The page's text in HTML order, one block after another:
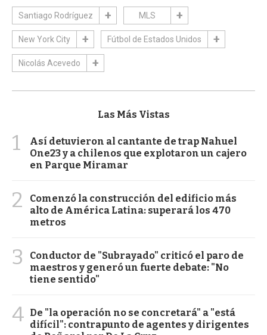
Santiago Rodríguez MLS
New York City Fútbol de Estados Unidos
Nicolás Acevedo
Las Más Vistas
1
Así detuvieron al cantante de trap Nahuel
One23 y a chilenos que explotaron un cajero
en Parque Miramar
2
Comenzó la construcción del edificio más
alto de América Latina: superará los 470
metros
3
Conductor de "Subrayado" criticó el paro de
maestros y generó un fuerte debate: "No
tiene sentido"
4 De "la operación no se concretará" a "está
difícil": contrapunto de agentes y dirigentes